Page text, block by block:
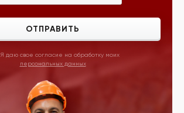
ОТПРАВИТЬ
Я даю свое согласие на обработку моих
персональных данных